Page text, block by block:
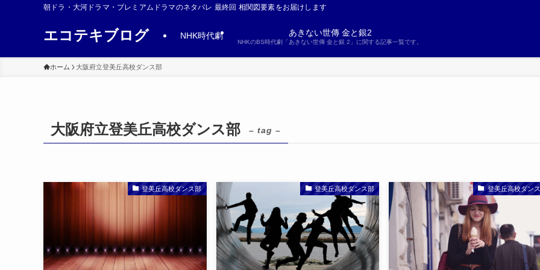
朝ドラ・大河ドラマ・プレミアムドラマのネタバレ 最終回 相関図要素をお届けします
エコテキブログ NHK時代劇 あきない世傳 金と銀2
NHKのBS時代劇「あきない世傳 金と銀 2」に関する記事一覧です。
ホーム 大阪府立登美丘高校ダンス部
大阪府立登美丘高校ダンス部 – tag –
登美丘高校ダンス部 登美丘高校ダンス部 登美丘高校ダン